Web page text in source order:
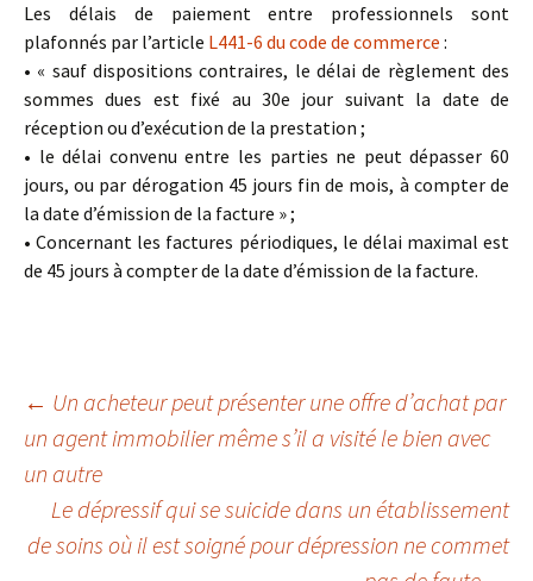
Les délais de paiement entre professionnels sont
plafonnés par l’article L441-6 du code de commerce :
• « sauf dispositions contraires, le délai de règlement des
sommes dues est fixé au 30e jour suivant la date de
réception ou d’exécution de la prestation ;
• le délai convenu entre les parties ne peut dépasser 60
jours, ou par dérogation 45 jours fin de mois, à compter de
la date d’émission de la facture » ;
• Concernant les factures périodiques, le délai maximal est
de 45 jours à compter de la date d’émission de la facture.
Navigation
des
← Un acheteur peut présenter une offre d’achat par
un agent immobilier même s’il a visité le bien avec
un autre
Le dépressif qui se suicide dans un établissement
de soins où il est soigné pour dépression ne commet